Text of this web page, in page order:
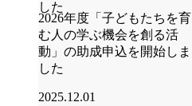
2026年度「子どもたちを育
む人の学ぶ機会を創る活
動」の助成申込を開始しま
した
2025.12.01